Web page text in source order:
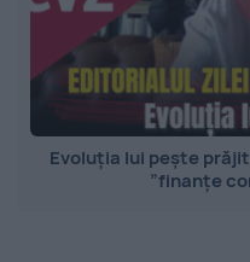
Evoluția lui pește
”finanțe